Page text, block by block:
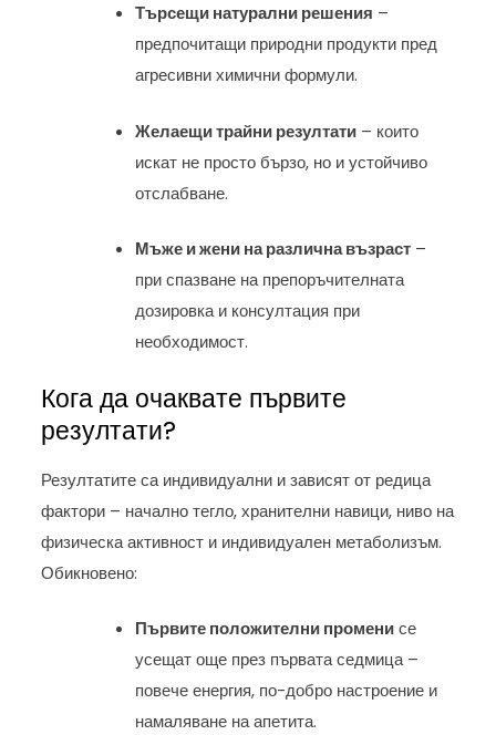
Търсещи натурални решения –
предпочитащи природни продукти пред
агресивни химични формули.
Желаещи трайни резултати – които
искат не просто бързо, но и устойчиво
отслабване.
Мъже и жени на различна възраст –
при спазване на препоръчителната
дозировка и консултация при
необходимост.
Кога да очаквате първите
резултати?
Резултатите са индивидуални и зависят от редица
фактори – начално тегло, хранителни навици, ниво на
физическа активност и индивидуален метаболизъм.
Обикновено:
Първите положителни променисе
усещат още през първата седмица –
повече енергия, по-добро настроение и
намаляване на апетита.